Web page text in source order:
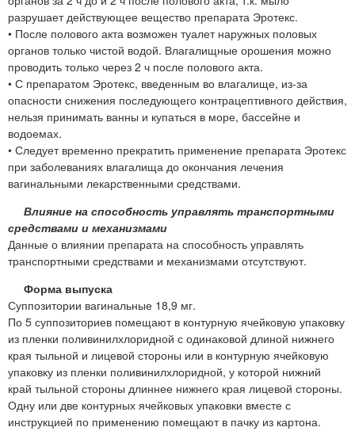
разрушает действующее вещество препарата Эротекс.
• После полового акта возможен туалет наружных половых
органов только чистой водой. Влагалищные орошения можно
проводить только через 2 ч после полового акта.
• С препаратом Эротекс, введенным во влагалище, из-за
опасности снижения последующего контрацептивного действия,
нельзя принимать ванны и купаться в море, бассейне и
водоемах.
• Следует временно прекратить применение препарата Эротекс
при заболеваниях влагалища до окончания лечения
вагинальными лекарственными средствами.
Влияние на способность управлять транспортными
средствами и механизмами
Данные о влиянии препарата на способность управлять
транспортными средствами и механизмами отсутствуют.
Форма выпуска
Суппозитории вагинальные 18,9 мг.
По 5 суппозиториев помещают в контурную ячейковую упаковку
из пленки поливинилхлоридной с одинаковой длиной нижнего
края тыльной и лицевой стороны или в контурную ячейковую
упаковку из пленки поливинилхлоридной, у которой нижний
край тыльной стороны длиннее нижнего края лицевой стороны.
Одну или две контурных ячейковых упаковки вместе с
инструкцией по применению помещают в пачку из картона.